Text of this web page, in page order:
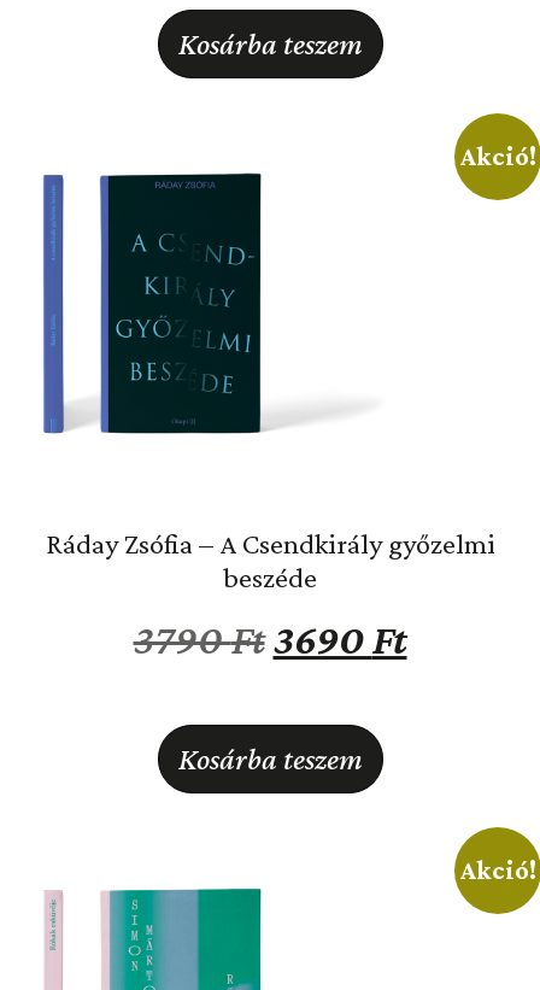
Kosárba teszem
Akció!
Ráday Zsófia – A Csendkirály győzelmi
beszéde
3790Ft3690Ft
Kosárba teszem
Akció!